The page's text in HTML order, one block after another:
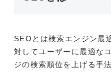
SEOとは検索エンジン最
対してユーザーに最適な
ジの検索順位を上げる手